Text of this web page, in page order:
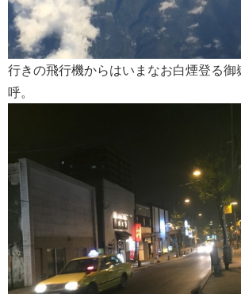
行きの飛行機からはいまなお白煙登る御
呼。